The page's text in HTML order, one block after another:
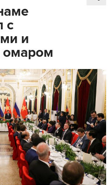
с
и
омаром